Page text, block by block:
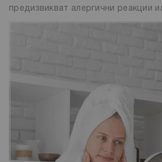
предизвикват алергични реакции